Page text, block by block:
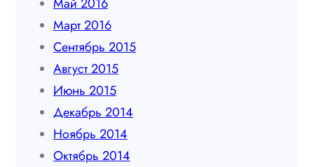
Март 2016
Сентябрь 2015
Август 2015
Июнь 2015
Декабрь 2014
Ноябрь 2014
Октябрь 2014